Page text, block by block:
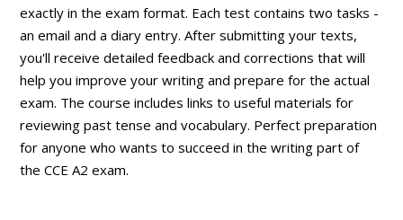
exactly in the exam format. Each test contains two tasks -
an email and a diary entry. After submitting your texts,
you'll receive detailed feedback and corrections that will
help you improve your writing and prepare for the actual
exam. The course includes links to useful materials for
reviewing past tense and vocabulary. Perfect preparation
for anyone who wants to succeed in the writing part of
the CCE A2 exam.